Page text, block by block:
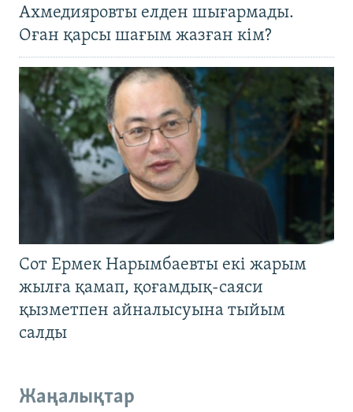
Ахмедияровты елден шығармады.
Оған қарсы шағым жазған кім?
Сот Ермек Нарымбаевты екі жарым
жылға қамап, қоғамдық-саяси
қызметпен айналысуына тыйым
салды
Жаңалықтар